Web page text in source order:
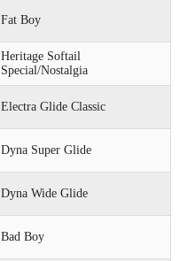
Fat Boy
Heritage Softail
Special/Nostalgia
Electra Glide Classic
Dyna Super Glide
Dyna Wide Glide
Bad Boy